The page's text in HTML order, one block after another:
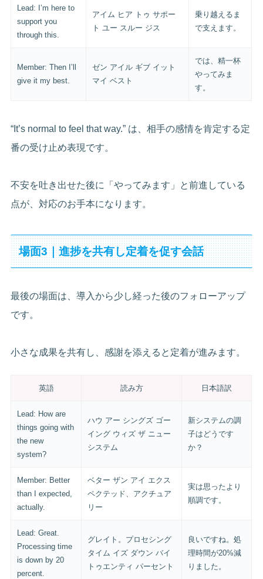
Lead: I’m here to
support you
through this.
アイム ヒア トゥ サポー
ト ユー スルー ジス
乗り越えるま
で支えます。
Member: Then I’ll
give it my best.
ゼン アイル ギブ イット
マイ ベスト
では、精一杯
やってみま
す。
“It’s normal to feel that way.” は、相手の感情を肯定する定
番の受け止め表現です。
不安を吐き出せた後に「やってみます」と前進している
点が、対応のお手本になります。
場面3｜進捗を共有し定着を促す会話
最後の場面は、導入から少し経った後のフォローアップ
です。
小さな成果を共有し、感謝を添えると定着が進みます。
英語 読み方 日本語訳
Lead: How are
things going with
the new
system?
ハウ アー シングズ ゴー
イング ウィズ ザ ニュー
システム
新システムの調
子はどうです
か？
Member: Better
than I expected,
actually.
ベター ザン アイ エクス
ペクテッド、アクチュア
リー
実は思ったより
順調です。
Lead: Great.
Processing time
is down by 20
percent.
グレイト。プロセシング
タイム イズ ダウン バイ
トゥエンティ パーセント
良いですね。処
理時間が20%減
りました。